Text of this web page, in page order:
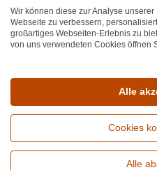
*Alle Preise inkl. MwST zzgl.
Wir können diese zur Analyse
Webseite zu verbessern,
großartiges Webseiten-Erlebnis zu
von uns verwendeten Cookies öffnen
Alle
Cookies
Alle